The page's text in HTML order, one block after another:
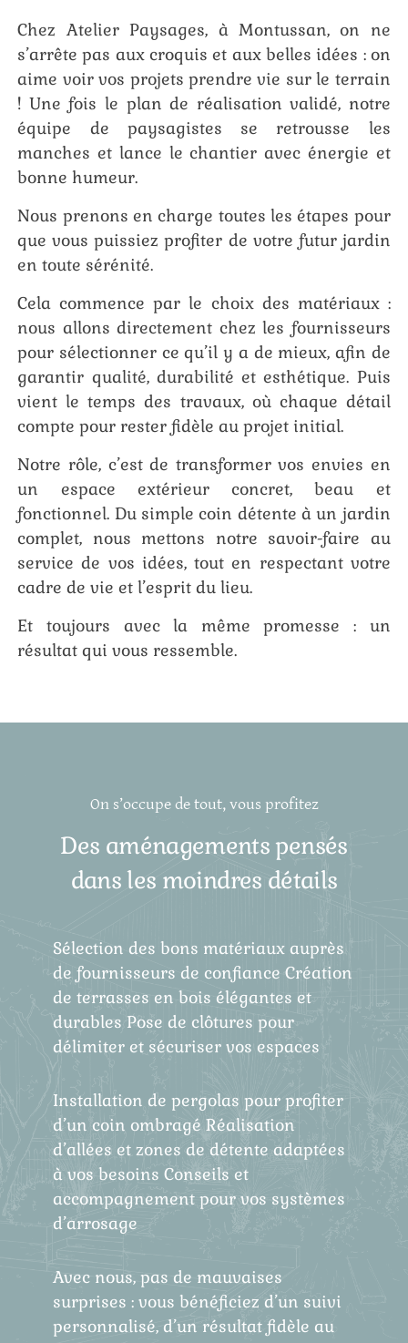
Chez Atelier Paysages, à Montussan, on ne
s’arrête pas aux croquis et aux belles idées : on
aime voir vos projets prendre vie sur le terrain
! Une fois le plan de réalisation validé, notre
équipe de paysagistes se retrousse les
manches et lance le chantier avec énergie et
bonne humeur.
Nous prenons en charge toutes les étapes pour
que vous puissiez profiter de votre futur jardin
en toute sérénité.
Cela commence par le choix des matériaux :
nous allons directement chez les fournisseurs
pour sélectionner ce qu’il y a de mieux, afin de
garantir qualité, durabilité et esthétique. Puis
vient le temps des travaux, où chaque détail
compte pour rester fidèle au projet initial.
Notre rôle, c’est de transformer vos envies en
un espace extérieur concret, beau et
fonctionnel. Du simple coin détente à un jardin
complet, nous mettons notre savoir-faire au
service de vos idées, tout en respectant votre
cadre de vie et l’esprit du lieu.
Et toujours avec la même promesse : un
résultat qui vous ressemble.
On s’occupe de tout, vous profitez
Des aménagements pensés
dans les moindres détails
Sélection des bons matériaux auprès
de fournisseurs de confiance Création
de terrasses en bois élégantes et
durables Pose de clôtures pour
délimiter et sécuriser vos espaces
Installation de pergolas pour profiter
d’un coin ombragé Réalisation
d’allées et zones de détente adaptées
à vos besoins Conseils et
accompagnement pour vos systèmes
d’arrosage
Avec nous, pas de mauvaises
surprises : vous bénéficiez d’un suivi
personnalisé, d’un résultat fidèle au